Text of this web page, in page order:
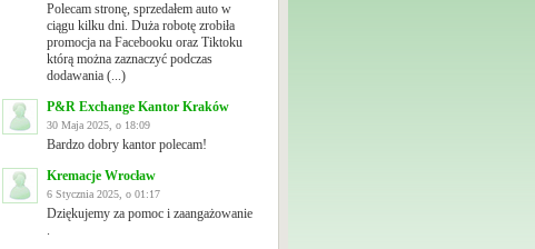
Polecam stronę, sprzedałem auto w
ciągu kilku dni. Duża robotę zrobiła
promocja na Facebooku oraz Tiktoku
którą można zaznaczyć podczas
dodawania (...)
P&R Exchange Kantor Kraków
30 Maja 2025, o 18:09
Bardzo dobry kantor polecam!
Kremacje Wrocław
6 Stycznia 2025, o 01:17
Dziękujemy za pomoc i zaangażowanie
.